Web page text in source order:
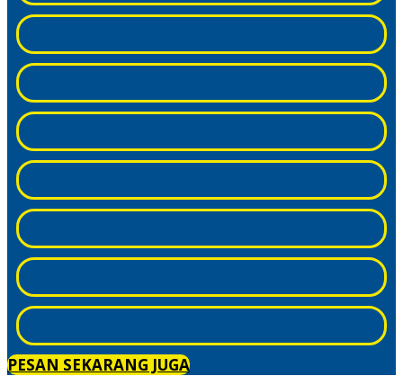
PESAN SEKARANG JUGA